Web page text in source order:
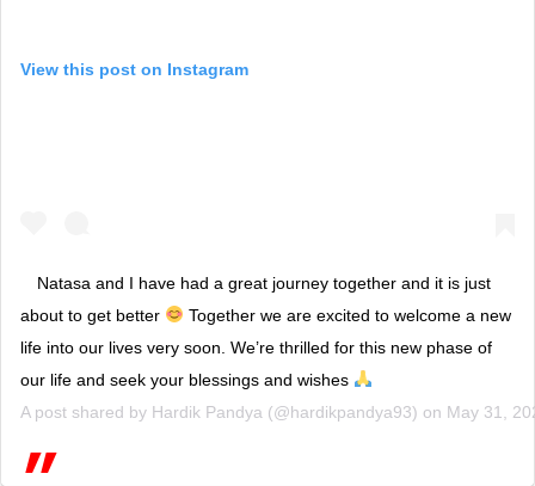
View this post on Instagram
Natasa and I have had a great journey together and it is just
about to get better
Together we are excited to welcome a new
life into our lives very soon. We’re thrilled for this new phase of
our life and seek your blessings and wishes
A post shared by Hardik Pandya (@hardikpandya93) on May 31,